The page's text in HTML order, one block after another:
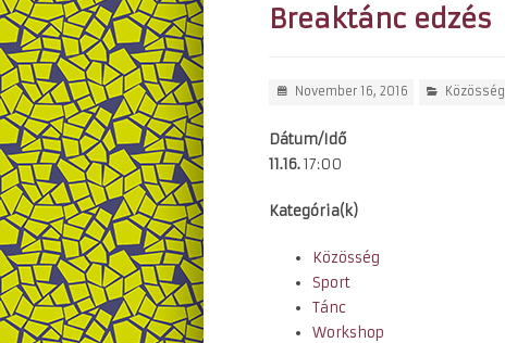
Breaktánc edzés
November 16, 2016 Közösség
Dátum/Idő
11.16.17:00
Kategória(k)
Közösség
Sport
Tánc
Workshop